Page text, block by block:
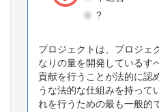
?
プロジェクトは、プロジェ
なりの量を開発しているす
貢献を行うことが法的に認
うな法的な仕組みを持って
れを行うための最も一般的